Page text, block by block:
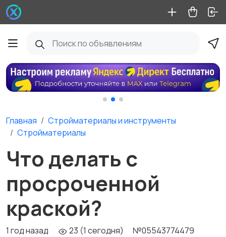
Главная
Стройматериалы и инструменты
Стройматериалы
Что делать с
просроченной
краской?
1 год назад 23 (1 сегодня) №05543774479